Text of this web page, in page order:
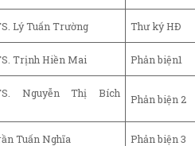
Lý Tuấn Trường Thư ký HĐ
Trịnh Hiền Mai Phản biện1
Nguyễn Thị Bích
Phản biện 2
Tuấn Nghĩa Phản biện 3